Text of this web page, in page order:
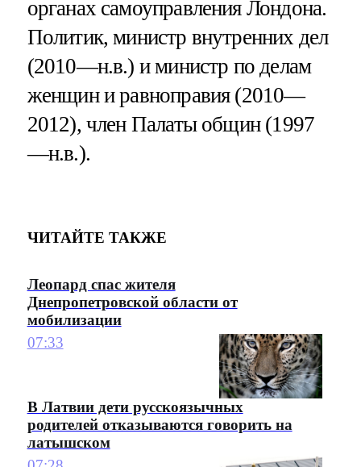
органах самоуправления Лондона.
Политик, министр внутренних дел
(2010—н.в.) и министр по делам
женщин и равноправия (2010—
2012), член Палаты общин (1997
—н.в.).
ЧИТАЙТЕ ТАКЖЕ
Леопард спас жителя
Днепропетровской области от
мобилизации
07:33
В Латвии дети русскоязычных
родителей отказываются говорить на
латышском